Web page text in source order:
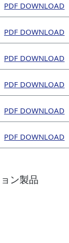
ン製品